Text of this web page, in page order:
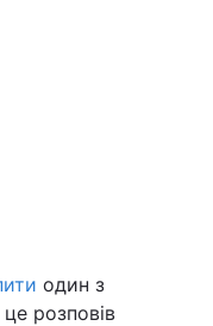
один з
розповів